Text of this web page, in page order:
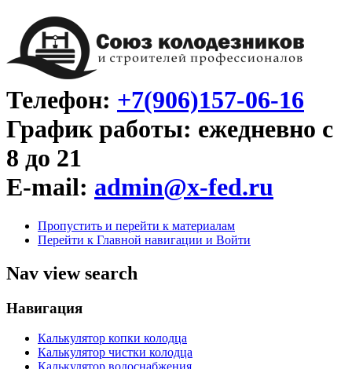
Телефон: +7(906)157-06-16
График работы: ежедневно с
8 до 21
E-mail: admin@x-fed.ru
Пропустить и перейти к материалам
Перейти к Главной навигации и Войти
Nav view search
Навигация
Калькулятор копки колодца
Калькулятор чистки колодца